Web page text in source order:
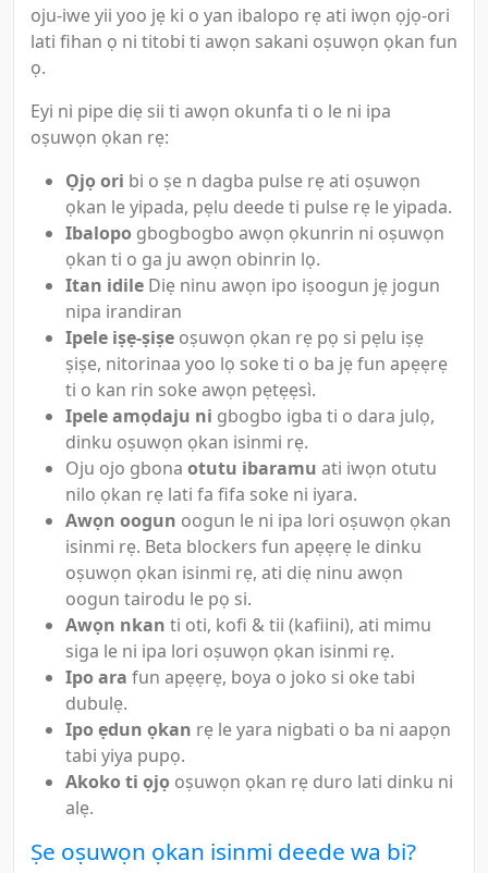
oju-iwe yii yoo jẹ ki o yan ibalopo rẹ ati iwọn ọjọ-ori
lati fihan ọ ni titobi ti awọn sakani oṣuwọn ọkan fun
ọ.
Eyi ni pipe diẹ sii ti awọn okunfa ti o le ni ipa
oṣuwọn ọkan rẹ:
Ọjọ ori bi o ṣe n dagba pulse rẹ ati oṣuwọn
ọkan le yipada, pẹlu deede ti pulse rẹ le yipada.
Ibalopo gbogbogbo awọn ọkunrin ni oṣuwọn
ọkan ti o ga ju awọn obinrin lọ.
Itan idile Diẹ ninu awọn ipo iṣoogun jẹ jogun
nipa irandiran
Ipele iṣẹ-ṣiṣe oṣuwọn ọkan rẹ pọ si pẹlu iṣẹ
ṣiṣe, nitorinaa yoo lọ soke ti o ba jẹ fun apẹẹrẹ
ti o kan rin soke awọn pẹtẹẹsì.
Ipele amọdaju ni gbogbo igba ti o dara julọ,
dinku oṣuwọn ọkan isinmi rẹ.
Oju ojo gbona otutu ibaramu ati iwọn otutu
nilo ọkan rẹ lati fa fifa soke ni iyara.
Awọn oogun oogun le ni ipa lori oṣuwọn ọkan
isinmi rẹ. Beta blockers fun apẹẹrẹ le dinku
oṣuwọn ọkan isinmi rẹ, ati diẹ ninu awọn
oogun tairodu le pọ si.
Awọn nkan ti oti, kofi & tii (kafiini), ati mimu
siga le ni ipa lori oṣuwọn ọkan isinmi rẹ.
Ipo ara fun apẹẹrẹ, boya o joko si oke tabi
dubulẹ.
Ipo ẹdun ọkan rẹ le yara nigbati o ba ni aapọn
tabi yiya pupọ.
Akoko ti ọjọ oṣuwọn ọkan rẹ duro lati dinku ni
alẹ.
Ṣe oṣuwọn ọkan isinmi deede wa bi?